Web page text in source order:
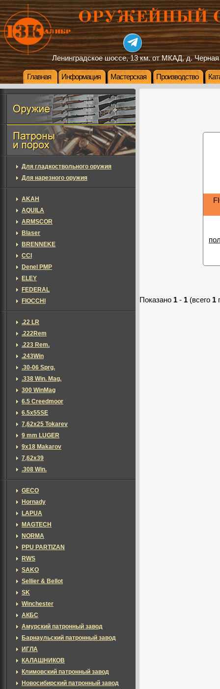
Ленинградское шоссе, 13 км. от МКАД, д. Черная
Главная Информация Мастерская Производство
Показано 1 - 1 (всего 1
Для гладкоствольного оружия
Для нарезного оружия
AKAH
AQUILA
ARMSCOR
Blaser
BRENNEKE
CCI
Denel PMP
ELEY
FEDERAL
FIOCCHI
.22 LR
.222Rem
.223 Rem.
.243Win
.30-06 Sprg.
.338 Win. Mag.
300 WinMag
6.5 Creedmoor
6.5x55SE
7,62х25 Tokarev
9 mm LUGER
9х18 Makarov
7,62х39
.308 Win.
GECO
Hornady
LAPUA
MAGTECH
NORMA
PPU PARTIZAN
RWS
SAKO
Sellier & Bellot
SK
Winchester
АКБС
Амурский патронный завод
Барнаульский патронный завод
ИГЛА
КАЛАШНИКОВ
Климовский патронный завод
Новосибирский патронный завод